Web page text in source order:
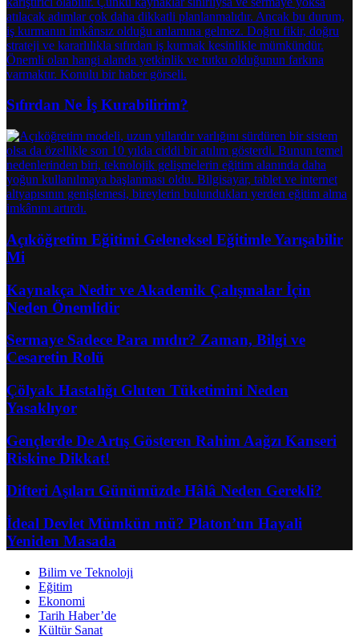
Sıfırdan Ne İş Kurabilirim?
Açıköğretim Eğitimi Geleneksel Eğitimle Yarışabilir
Mi
Kaynakça Nedir ve Akademik Çalışmalar İçin
Neden Önemlidir
Sermaye Sadece Para mıdır? Zaman, Bilgi ve
Cesaretin Rolü
Çölyak Hastalığı Gluten Tüketimini Neden
Yasaklıyor
Gençlerde De Artış Gösteren Rahim Aağzı Kanseri
Riskine Dikkat!
Difteri Aşıları Günümüzde Hâlâ Neden Gerekli?
İdeal Devlet Mümkün mü? Platon’un Hayali
Yeniden Masada
Bilim ve Teknoloji
Eğitim
Ekonomi
Tarih Haber’de
Kültür Sanat